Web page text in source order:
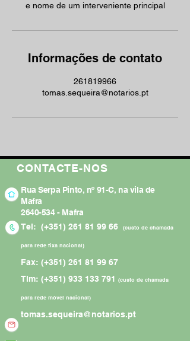
e nome de um interveniente principal
Informações de contato
261819966
tomas.sequeira@notarios.pt
CONTACTE-NOS
Rua Serpa Pinto, nº 91-C, na vila de
Mafra
2640-534- Mafra
Tel: (+351) 261 81 99 66 (custo de chamada
para rede fixa nacional)
Fax: (+351) 261 81 99 67
Tlm: (+351) 933 133 791 (custo de chamada
para rede móvel nacional)
tomas.sequeira@notarios.pt